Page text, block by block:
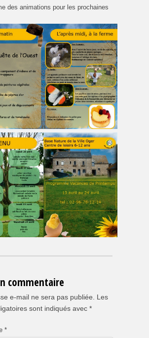
des animations pour les prochaines
commentaire
e-mail ne sera pas publiée.
Les
sont indiqués avec *
*